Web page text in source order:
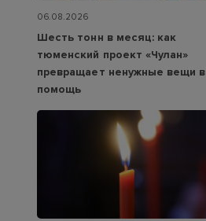
06.08.2026
Шесть тонн в месяц: как
тюменский проект «Чулан»
превращает ненужные вещи в
помощь